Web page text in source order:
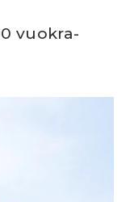
vuokra-